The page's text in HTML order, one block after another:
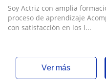
Soy Actriz con amplia
proceso de aprendizaje
con satisfacción en los l...
ver más